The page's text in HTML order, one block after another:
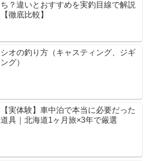
ち？違いとおすすめを実釣目線で解説
【徹底比較】
シオの釣り方（キャスティング、ジギ
ング）
【実体験】車中泊で本当に必要だった
道具｜北海道1ヶ月旅×3年で厳選